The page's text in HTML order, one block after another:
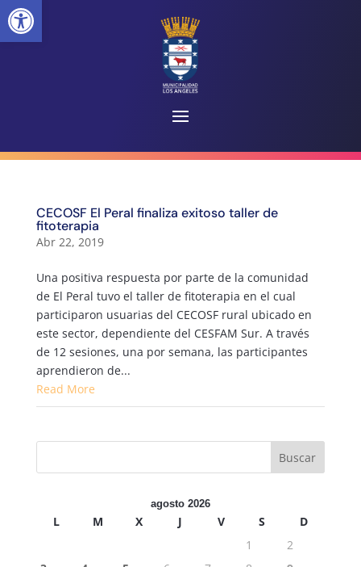
CECOSF El Peral finaliza exitoso taller de
fitoterapia
Abr 22, 2019
Una positiva respuesta por parte de la comunidad
de El Peral tuvo el taller de fitoterapia en el cual
participaron usuarias del CECOSF rural ubicado en
este sector, dependiente del CESFAM Sur. A través
de 12 sesiones, una por semana, las participantes
aprendieron de...
Read More
agosto 2026
L M X J V S
D
1
2